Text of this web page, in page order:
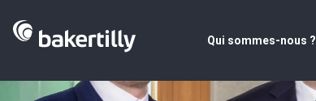
Qui sommes-nous ?